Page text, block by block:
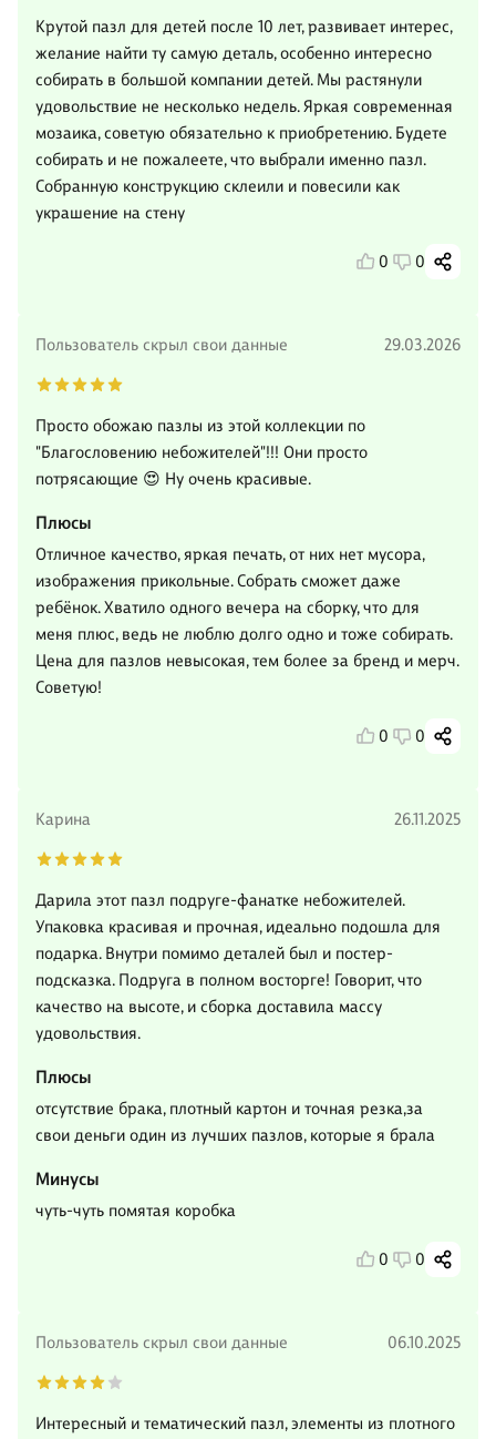
Крутой пазл для детей после 10 лет, развивает интерес,
желание найти ту самую деталь, особенно интересно
собирать в большой компании детей. Мы растянули
удовольствие не несколько недель. Яркая современная
мозаика, советую обязательно к приобретению. Будете
собирать и не пожалеете, что выбрали именно пазл.
Собранную конструкцию склеили и повесили как
украшение на стену
0 0
Пользователь скрыл свои данные 29.03.2026
Просто обожаю пазлы из этой коллекции по
"Благословению небожителей"!!! Они просто
потрясающие 😍 Ну очень красивые.
Плюсы
Отличное качество, яркая печать, от них нет мусора,
изображения прикольные. Собрать сможет даже
ребёнок. Хватило одного вечера на сборку, что для
меня плюс, ведь не люблю долго одно и тоже собирать.
Цена для пазлов невысокая, тем более за бренд и мерч.
Советую!
0 0
Карина 26.11.2025
Дарила этот пазл подруге-фанатке небожителей.
Упаковка красивая и прочная, идеально подошла для
подарка. Внутри помимо деталей был и постер-
подсказка. Подруга в полном восторге! Говорит, что
качество на высоте, и сборка доставила массу
удовольствия.
Плюсы
отсутствие брака, плотный картон и точная резка,за
свои деньги один из лучших пазлов, которые я брала
Минусы
чуть-чуть помятая коробка
0 0
Пользователь скрыл свои данные 06.10.2025
Интересный и тематический пазл, элементы из плотного